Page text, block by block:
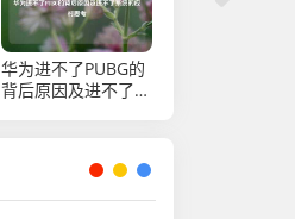
华为进不了PUBG的
背后原因及进不了系